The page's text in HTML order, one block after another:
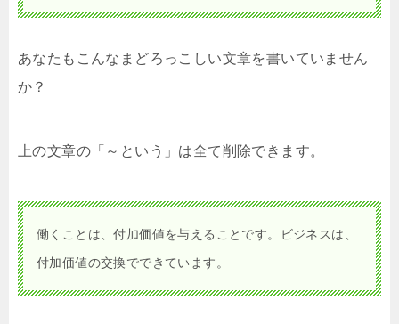
あなたもこんなまどろっこしい文章を書いていません
か？
上の文章の「～という」は全て削除できます。
働くことは、付加価値を与えることです。ビジネスは、
付加価値の交換でできています。